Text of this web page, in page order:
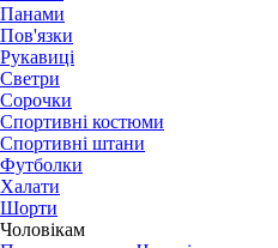
Панами
Пов'язки
Рукавиці
Светри
Сорочки
Спортивні костюми
Спортивні штани
Футболки
Халати
Шорти
Чоловікам